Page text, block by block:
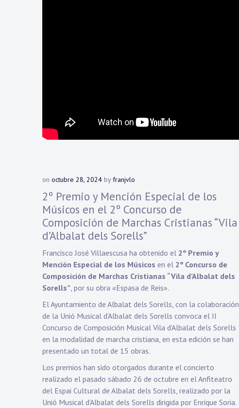
on octubre 28, 2024 byfranjvlo
2º Premio y Mención Especial de los
Músicos en el 2º Concurso de
Composición de Marchas Cristianas “Vila
d’Albalat dels Sorells”
Francisco José Villaescusa ha obtenido el 2º Premio y
Mención Especial de los Músicos en el 2º Concurso de
Composición de Marchas Cristianas “Vila d’Albalat dels
Sorells”, por su obra «Espasa de Reis».
El Ayuntamiento de Albalat dels Sorells, con la colaboración
de la Unió Musical d’Albalat dels Sorells convoca el II
Concurso de Composición Musical Vila d’Albalat dels Sorells
en la modalidad de marcha cristiana, en esta edición se han
presentado un total de 15 obras.
Los premios han sido otorgados durante el concierto
realizado el pasado sábado 26 de octubre en el Anfiteatro
del Espai Cultural de Albalat dels Sorells, realizado por la
Unió Musical d’Albalat dels Sorells dirigida por Enrique Soria.